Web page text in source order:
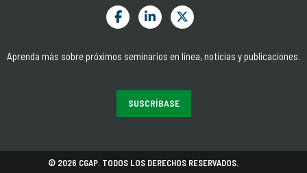
Aprenda más sobre próximos seminarios en línea, noticias y publicaciones.
SUSCRÍBASE
© 2026 CGAP. TODOS LOS DERECHOS RESERVADOS.